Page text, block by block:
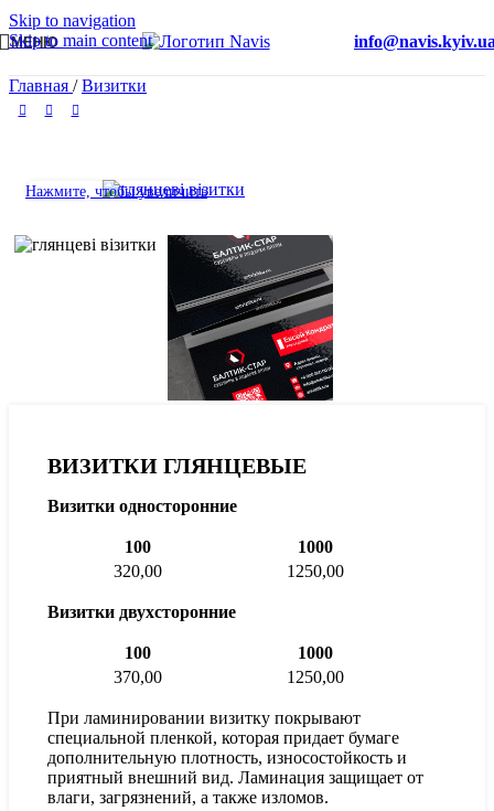
Skip to navigation
Skip to main content
МЕНЮ
Главная / Визитки
Нажмите, чтобы увеличить
ВИЗИТКИ ГЛЯНЦЕВЫЕ
Визитки односторонние
100
1000
320,00
1250,00
Визитки двухсторонние
100
1000
370,00
1250,00
При ламинировании визитку покрывают
специальной пленкой, которая придает бумаге
дополнительную плотность, износостойкость и
приятный внешний вид. Ламинация защищает от
влаги, загрязнений, а также изломов.